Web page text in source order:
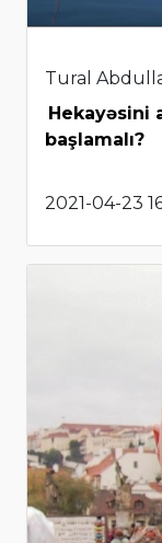
Tural
Hekayəsini
başlamalı?
2021-04-23